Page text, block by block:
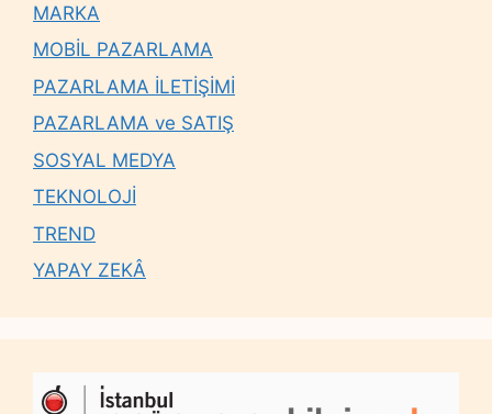
MARKA
MOBİL PAZARLAMA
PAZARLAMA İLETİŞİMİ
PAZARLAMA ve SATIŞ
SOSYAL MEDYA
TEKNOLOJİ
TREND
YAPAY ZEKÂ